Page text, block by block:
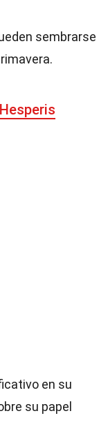
sembrarse
en su
su papel